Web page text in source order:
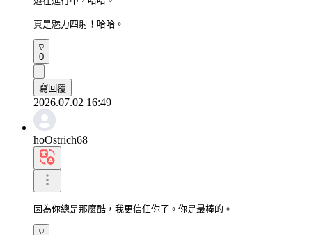
真是魅力四射！哈哈。
0
寫回覆
2026.07.02 16:49
hoOstrich68
因為你總是那麼酷，我更信任你了。你是最棒的。